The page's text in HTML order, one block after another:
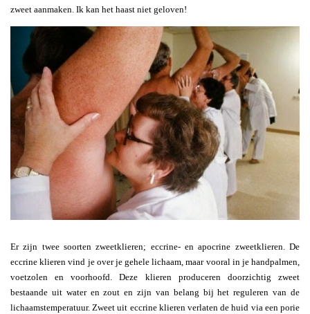
zweet aanmaken. Ik kan het haast niet geloven!
Er zijn twee soorten zweetklieren; eccrine- en apocrine zweetklieren. De
eccrine klieren vind je over je gehele lichaam, maar vooral in je handpalmen,
voetzolen en voorhoofd. Deze klieren produceren doorzichtig zweet
bestaande uit water en zout en zijn van belang bij het reguleren van de
lichaamstemperatuur. Zweet uit eccrine klieren verlaten de huid via een porie